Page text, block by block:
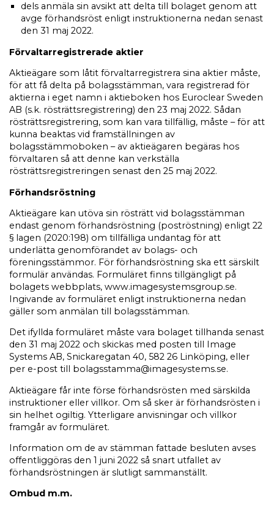
dels anmäla sin avsikt att delta till bolaget genom att
avge förhandsröst enligt instruktionerna nedan senast
den 31 maj 2022.
Förvaltarregistrerade aktier
Aktieägare som låtit förvaltarregistrera sina aktier måste,
för att få delta på bolagsstämman, vara registrerad för
aktierna i eget namn i aktieboken hos Euroclear Sweden
AB (s.k. rösträttsregistrering) den 23 maj 2022. Sådan
rösträttsregistrering, som kan vara tillfällig, måste – för att
kunna beaktas vid framställningen av
bolagsstämmoboken – av aktieägaren begäras hos
förvaltaren så att denne kan verkställa
rösträttsregistreringen senast den 25 maj 2022.
Förhandsröstning
Aktieägare kan utöva sin rösträtt vid bolagsstämman
endast genom förhandsröstning (poströstning) enligt 22
§ lagen (2020:198) om tillfälliga undantag för att
underlätta genomförandet av bolags- och
föreningsstämmor. För förhandsröstning ska ett särskilt
formulär användas. Formuläret finns tillgängligt på
bolagets webbplats, www.imagesystemsgroup.se.
Ingivande av formuläret enligt instruktionerna nedan
gäller som anmälan till bolagsstämman.
Det ifyllda formuläret måste vara bolaget tillhanda senast
den 31 maj 2022 och skickas med posten till Image
Systems AB, Snickaregatan 40, 582 26 Linköping, eller
per e-post till bolagsstamma@imagesystems.se.
Aktieägare får inte förse förhandsrösten med särskilda
instruktioner eller villkor. Om så sker är förhandsrösten i
sin helhet ogiltig. Ytterligare anvisningar och villkor
framgår av formuläret.
Information om de av stämman fattade besluten avses
offentliggöras den 1 juni 2022 så snart utfallet av
förhandsröstningen är slutligt sammanställt.
Ombud m.m.